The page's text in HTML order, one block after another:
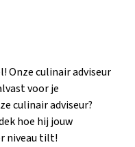
Onze culinair adviseur
voor je
culinair adviseur?
hoe hij jouw
niveau tilt!